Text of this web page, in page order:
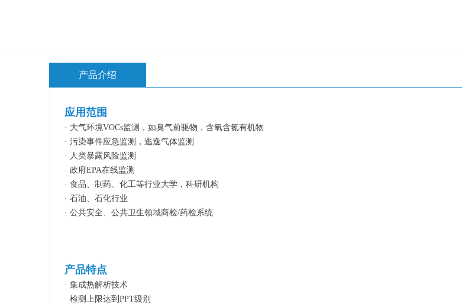
产品介绍
应用范围
· 大气环境VOCs监测，如臭气前驱物，含氧含氮有机物
· 污染事件应急监测，逃逸气体监测
· 人类暴露风险监测
· 政府EPA在线监测
· 食品、制药、化工等行业大学，科研机构
· 石油、石化行业
· 公共安全、公共卫生领域商检/药检系统
产品特点
· 集成热解析技术
· 检测上限达到PPT级别